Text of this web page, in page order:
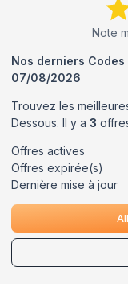
Note
Nos derniers Codes
07/08/2026
Trouvez les
Dessous. Il y a 3
Offres actives
Offres expirée(s)
Dernière mise à jour